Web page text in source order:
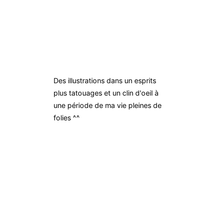
Des illustrations dans un esprits
plus tatouages et un clin d'oeil à
une période de ma vie pleines de
folies ^^